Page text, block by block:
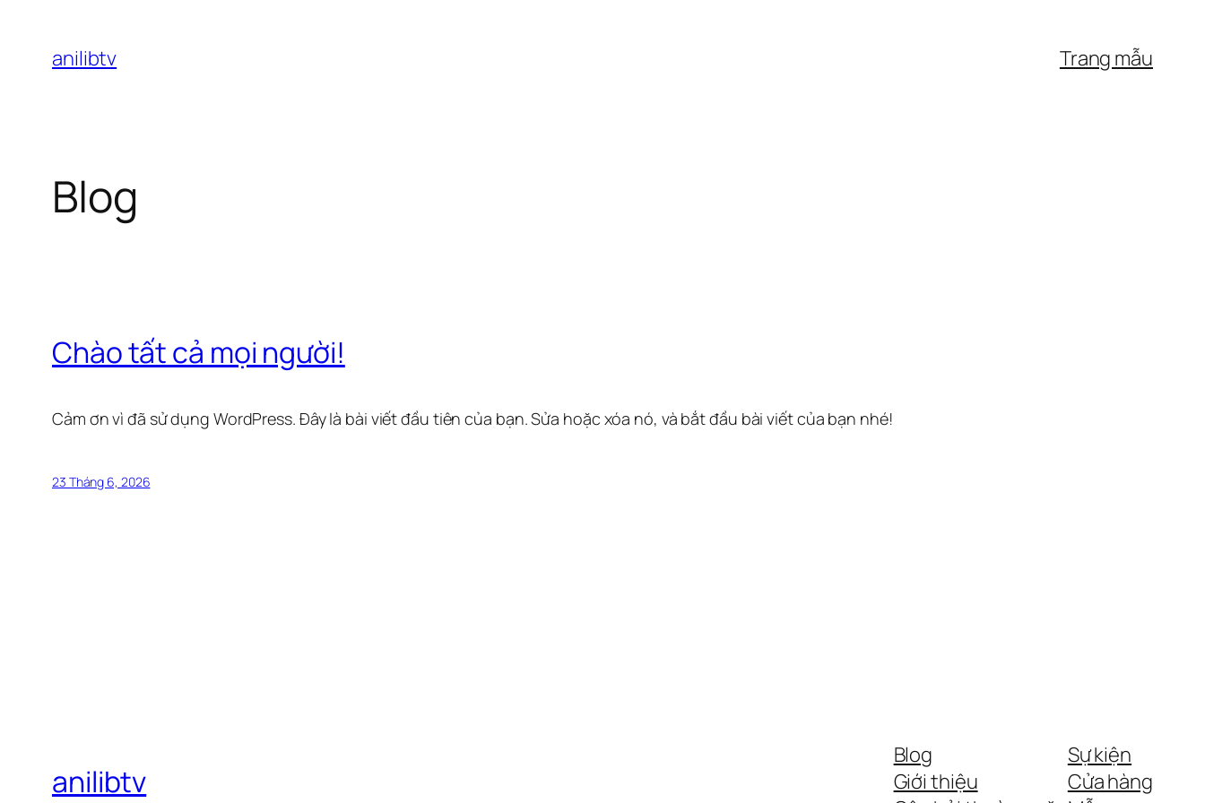
anilibtv Trang mẫu
Blog
Chào tất cả mọi người!
Cảm ơn vì đã sử dụng WordPress. Đây là bài viết đầu tiên của bạn. Sửa hoặc xóa nó, và bắt đầu bài viết của bạn nhé!
23 Tháng 6, 2026
anilibtv
Blog
Giới thiệu
Sự kiện
Cửa hàng